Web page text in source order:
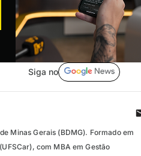
Siga no
Minas Gerais (BDMG). Formado em
com MBA em Gestão